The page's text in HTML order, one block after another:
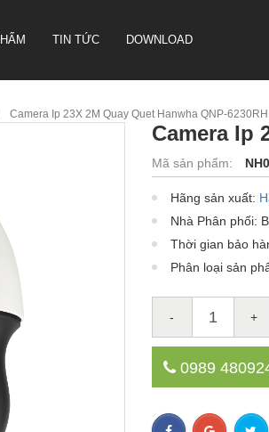
CAMERA HỘI NGHỊ TRUYỀN
LOA IP- PA SYSTEM SONBS
HỆ THỐNG LOA ANALOG - PA
TIN TỨC DOWNLOAD
Camera Ip 23X 2M Quay Quet Hanwha QNP-6230RH
Camera Ip
Mã sản phẩm:
Hãng sản xuất:
Nhà Phân phối:
Thời gian bảo
Phân loại sản
- +
0989